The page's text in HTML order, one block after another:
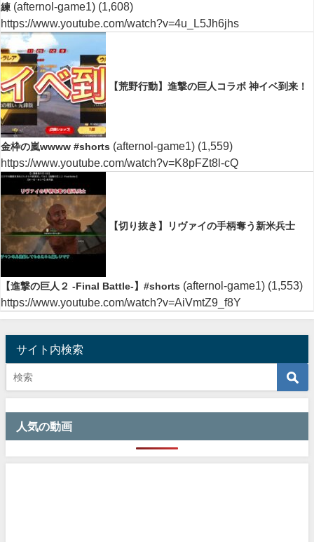
練 (afternol-game1) (1,608)
https://www.youtube.com/watch?v=4u_L5Jh6jhs
【荒野行動】進撃の巨人コラボ 神イベ到来！
金枠の嵐wwww #shorts (afternol-game1) (1,559)
https://www.youtube.com/watch?v=K8pFZt8l-cQ
【切り抜き】リヴァイの手柄奪う新米兵士
【進撃の巨人２ -Final Battle-】#shorts (afternol-game1) (1,553)
https://www.youtube.com/watch?v=AiVmtZ9_f8Y
サイト内検索
人気の動画